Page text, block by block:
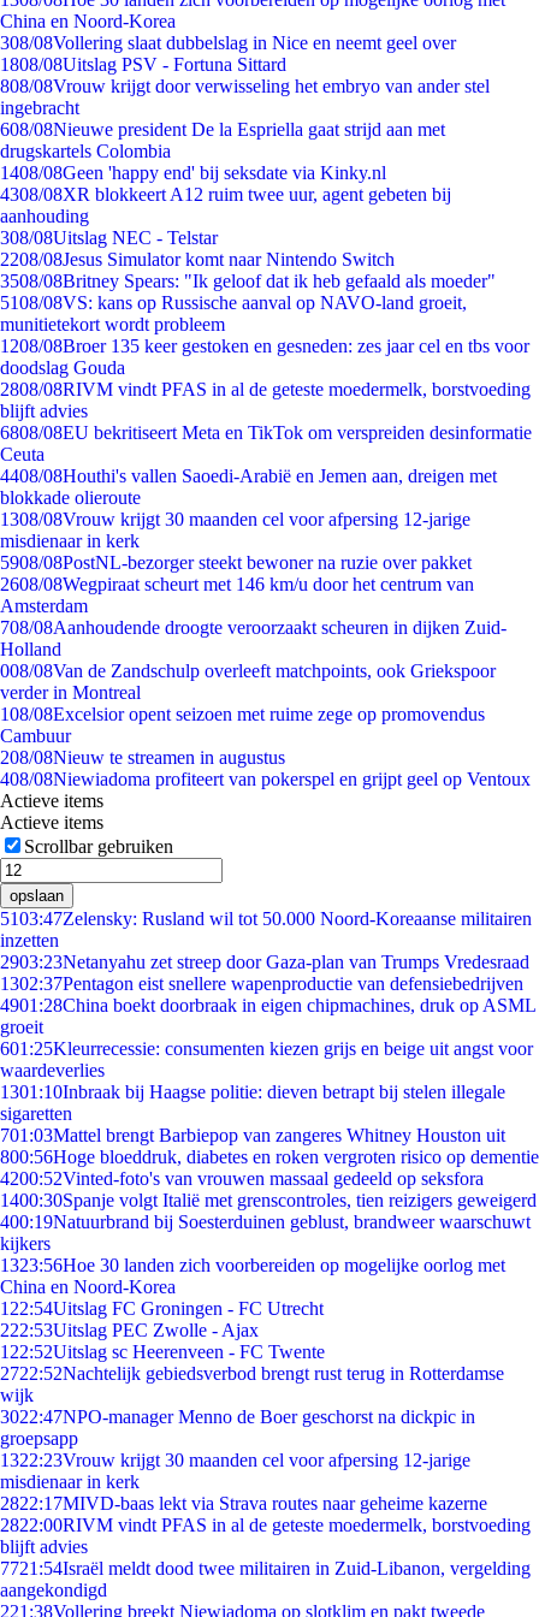
China en Noord-Korea
308/08Vollering slaat dubbelslag in Nice en neemt geel over
1808/08Uitslag PSV - Fortuna Sittard
808/08Vrouw krijgt door verwisseling het embryo van ander stel
ingebracht
608/08Nieuwe president De la Espriella gaat strijd aan met
drugskartels Colombia
1408/08Geen 'happy end' bij seksdate via Kinky.nl
4308/08XR blokkeert A12 ruim twee uur, agent gebeten bij
aanhouding
308/08Uitslag NEC - Telstar
2208/08Jesus Simulator komt naar Nintendo Switch
3508/08Britney Spears: "Ik geloof dat ik heb gefaald als moeder"
5108/08VS: kans op Russische aanval op NAVO-land groeit,
munitietekort wordt probleem
1208/08Broer 135 keer gestoken en gesneden: zes jaar cel en tbs voor
doodslag Gouda
2808/08RIVM vindt PFAS in al de geteste moedermelk, borstvoeding
blijft advies
6808/08EU bekritiseert Meta en TikTok om verspreiden desinformatie
Ceuta
4408/08Houthi's vallen Saoedi-Arabië en Jemen aan, dreigen met
blokkade olieroute
1308/08Vrouw krijgt 30 maanden cel voor afpersing 12-jarige
misdienaar in kerk
5908/08PostNL-bezorger steekt bewoner na ruzie over pakket
2608/08Wegpiraat scheurt met 146 km/u door het centrum van
Amsterdam
708/08Aanhoudende droogte veroorzaakt scheuren in dijken Zuid-
Holland
008/08Van de Zandschulp overleeft matchpoints, ook Griekspoor
verder in Montreal
108/08Excelsior opent seizoen met ruime zege op promovendus
Cambuur
208/08Nieuw te streamen in augustus
408/08Niewiadoma profiteert van pokerspel en grijpt geel op Ventoux
Actieve items
Actieve items
Scrollbar gebruiken
opslaan
5103:47Zelensky: Rusland wil tot 50.000 Noord-Koreaanse militairen
inzetten
2903:23Netanyahu zet streep door Gaza-plan van Trumps Vredesraad
1302:37Pentagon eist snellere wapenproductie van defensiebedrijven
4901:28China boekt doorbraak in eigen chipmachines, druk op ASML
groeit
601:25Kleurrecessie: consumenten kiezen grijs en beige uit angst voor
waardeverlies
1301:10Inbraak bij Haagse politie: dieven betrapt bij stelen illegale
sigaretten
701:03Mattel brengt Barbiepop van zangeres Whitney Houston uit
800:56Hoge bloeddruk, diabetes en roken vergroten risico op dementie
4200:52Vinted-foto's van vrouwen massaal gedeeld op seksfora
1400:30Spanje volgt Italië met grenscontroles, tien reizigers geweigerd
400:19Natuurbrand bij Soesterduinen geblust, brandweer waarschuwt
kijkers
1323:56Hoe 30 landen zich voorbereiden op mogelijke oorlog met
China en Noord-Korea
1 22:54Uitslag FC Groningen - FC Utrecht
222:53Uitslag PEC Zwolle - Ajax
1 22:52Uitslag sc Heerenveen - FC Twente
2722:52Nachtelijk gebiedsverbod brengt rust terug in Rotterdamse
wijk
3022:47NPO-manager Menno de Boer geschorst na dickpic in
groepsapp
1322:23Vrouw krijgt 30 maanden cel voor afpersing 12-jarige
misdienaar in kerk
2822:17MIVD-baas lekt via Strava routes naar geheime kazerne
2822:00RIVM vindt PFAS in al de geteste moedermelk, borstvoeding
blijft advies
7721:54Israël meldt dood twee militairen in Zuid-Libanon, vergelding
aangekondigd
221:38Vollering breekt Niewiadoma op slotklim en pakt tweede